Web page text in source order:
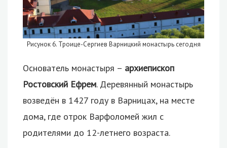
Рисунок 6. Троице-Сергиев Варницкий монастырь сегодня
Основатель монастыря – архиепископ
Ростовский Ефрем. Деревянный монастырь
возведён в 1427 году в Варницах, на месте
дома, где отрок Варфоломей жил с
родителями до 12-летнего возраста.